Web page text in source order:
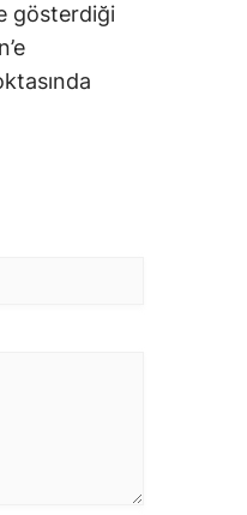
gösterdiği